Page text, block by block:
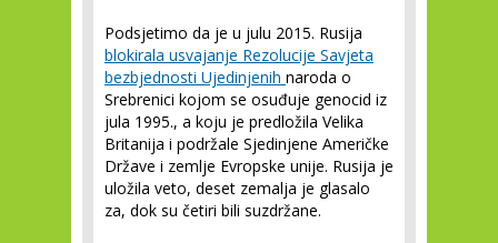
Podsjetimo da je u julu 2015. Rusija
blokirala usvajanje Rezolucije Savjeta
bezbjednosti Ujedinjenih naroda o
Srebrenici kojom se osuđuje genocid iz
jula 1995., a koju je predložila Velika
Britanija i podržale Sjedinjene Američke
Države i zemlje Evropske unije. Rusija je
uložila veto, deset zemalja je glasalo
za, dok su četiri bili suzdržane.